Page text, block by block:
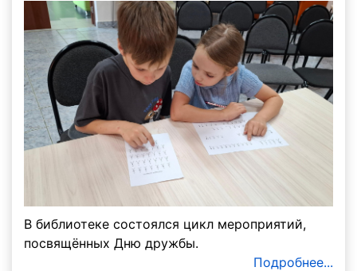
В библиотеке состоялся цикл мероприятий,
посвящённых Дню дружбы.
Подробнее...